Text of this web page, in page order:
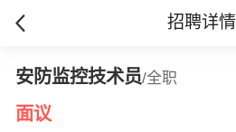
招聘详情
安防监控技术员/全职
面议